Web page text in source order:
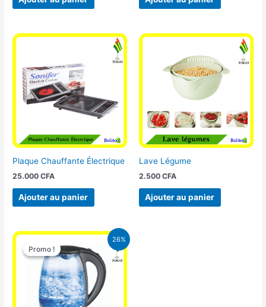
Plaque Chauffante Électrique
25.000CFA
Ajouter au panier
Lave Légume
2.500 CFA
Ajouter au panier
26%
Promo !
Promo !
Le
prix
initial
16.900 CFA.
Le
prix
actuel
est :
12.500 CFA.